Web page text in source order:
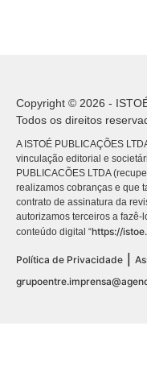
Copyright © 2026 -
Todos os direitos
A ISTOÉ PUBLICAÇÕES
vinculação editorial e
PUBLICACÕES LTDA
realizamos cobranças e que
contrato de assinatura da
autorizamos terceiros a
conteúdo digital “https://
Política de Privacidade